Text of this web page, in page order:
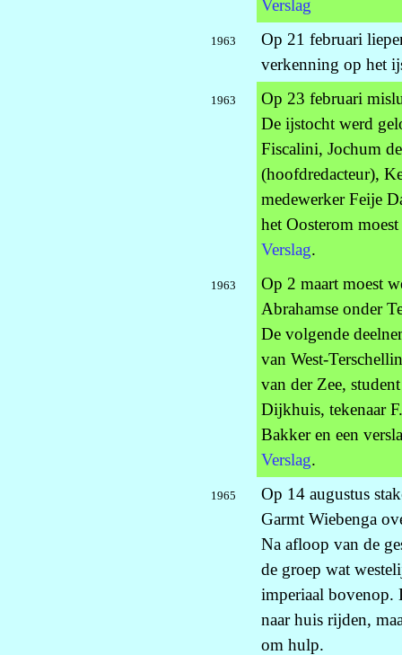
Verslag
1963
Op 21 februari
verkenning op het
1963
Op 23 februari
De ijstocht werd
Fiscalini, Jochum
(hoofdredacteur),
medewerker Feije
het Oosterom
Verslag.
1963
Op 2 maart moest
Abrahamse onder
De volgende
van West-
van der Zee,
Dijkhuis, tekenaar
Bakker en een
Verslag.
1965
Op 14 augustus
Garmt Wiebenga
Na afloop van de
de groep wat
imperiaal bovenop.
naar huis rijden,
om hulp.